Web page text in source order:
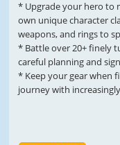
* Upgrade your hero to
own unique character
weapons, and rings to
* Battle over 20+ finely
careful planning and
* Keep your gear when
journey with